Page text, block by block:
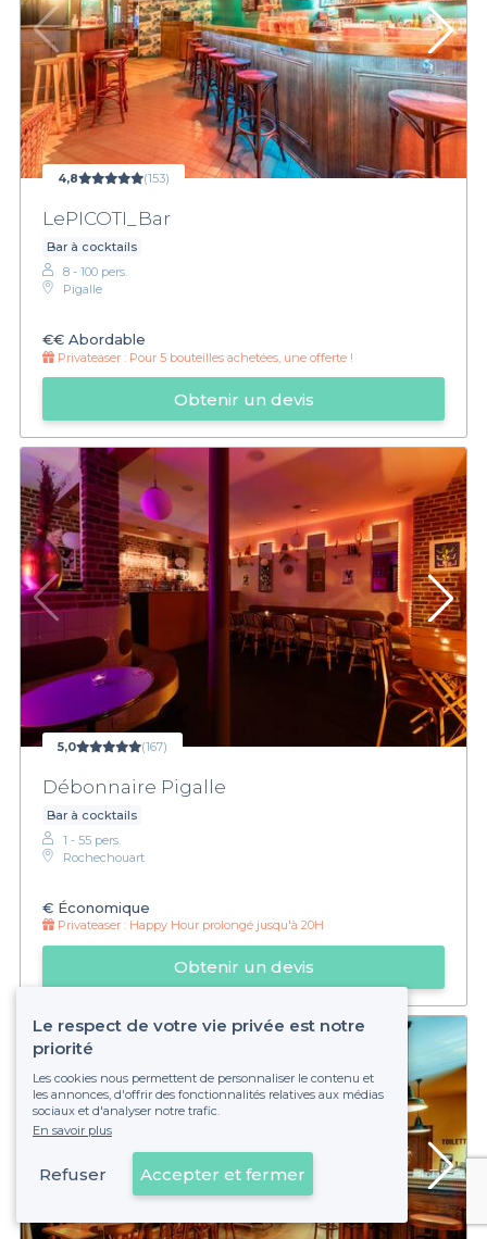
4,8 (153)
LePICOTI_Bar
Bar à cocktails
8 - 100 pers.
Pigalle
€€ Abordable
Privateaser : Pour 5 bouteilles achetées, une offerte !
Obtenir un devis
5,0 (167)
Débonnaire Pigalle
Bar à cocktails
1 - 55 pers.
Rochechouart
€ Économique
Privateaser : Happy Hour prolongé jusqu'à 20H
Obtenir un devis
Voir sur la carte
Le respect de votre vie privée est notre
priorité
Les cookies nous permettent de personnaliser le contenu et
les annonces, d'offrir des fonctionnalités relatives aux médias
sociaux et d'analyser notre trafic.
En savoir plus
Refuser Accepter et fermer